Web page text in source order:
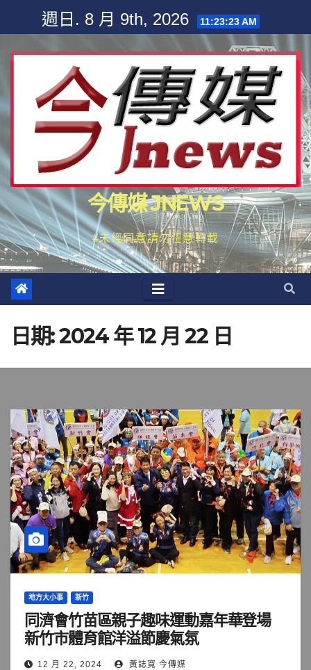
content
週日. 8 月 9th, 2026 11:23:25 AM
今傳媒 JNEWS
#未經同意請勿任意轉載
日期:2024 年 12 月 22 日
地方大小事 新竹
同濟會竹苗區親子趣味運動嘉年華登場
新竹市體育館洋溢節慶氣氛
12 月 22, 2024 黃誌寬 今傳媒